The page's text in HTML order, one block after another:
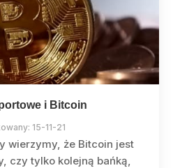
i Bitcoin
15-11-21
wierzymy, że Bitcoin jest
czy tylko kolejną bańką,